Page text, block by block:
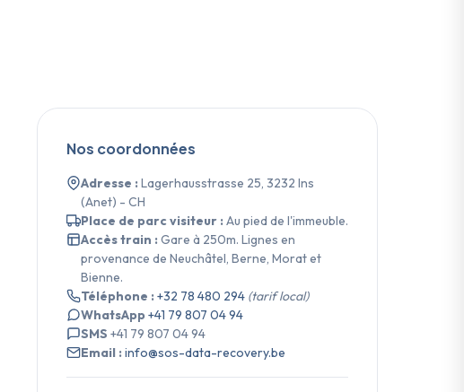
Nos coordonnées
Adresse : Lagerhausstrasse 25, 3232 Ins
(Anet) - CH
Place de parc visiteur : Au pied de l'immeuble.
Accès train : Gare à 250m. Lignes en
provenance de Neuchâtel, Berne, Morat et
Bienne.
Téléphone : +32 78 480 294 (tarif local)
WhatsApp +41 79 807 04 94
SMS +41 79 807 04 94
Email : info@sos-data-recovery.be